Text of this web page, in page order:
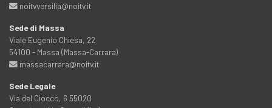
noitvversilia@noitv.it
Sede di Massa
Viale Eugenio Chiesa, 22
54100 - Massa (Massa-Carrara)
massacarrara@noitv.it
Sede Legale
Via del Ciocco, 6 55020